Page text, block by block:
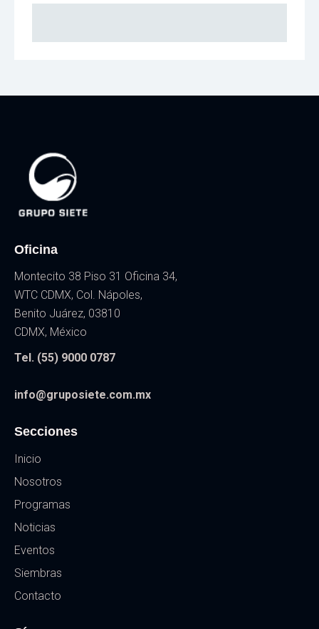
Oficina
Montecito 38 Piso 31 Oficina 34,
WTC CDMX, Col. Nápoles,
Benito Juárez, 03810
CDMX, México
Tel. (55) 9000 0787
info@gruposiete.com.mx
Secciones
Inicio
Nosotros
Programas
Noticias
Eventos
Siembras
Contacto